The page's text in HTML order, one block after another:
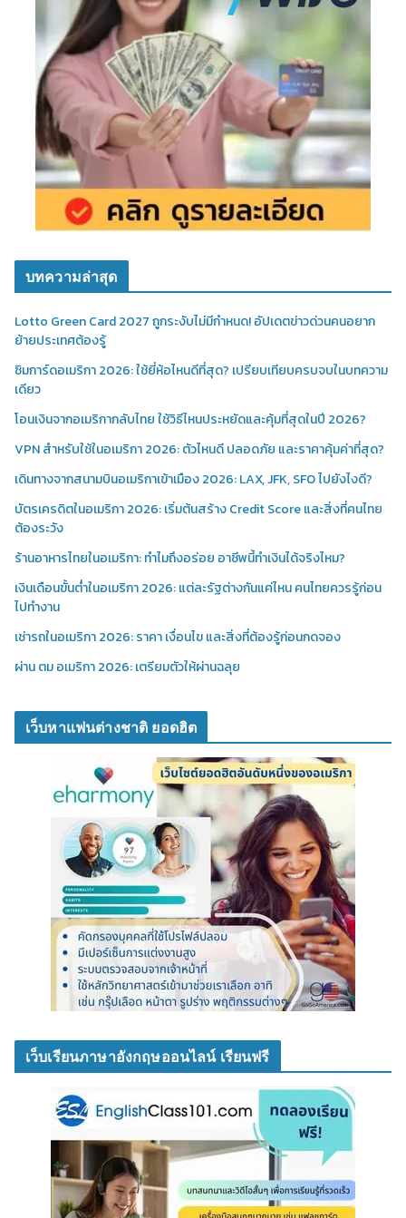
บทความล่าสุด
Lotto Green Card 2027 ถูกระงับไม่มีกำหนด! อัปเดตข่าวด่วนคนอยาก
ย้ายประเทศต้องรู้
ซิมการ์ดอเมริกา 2026: ใช้ยี่ห้อไหนดีที่สุด? เปรียบเทียบครบจบในบทความ
เดียว
โอนเงินจากอเมริกากลับไทย ใช้วิธีไหนประหยัดและคุ้มที่สุดในปี 2026?
VPN สำหรับใช้ในอเมริกา 2026: ตัวไหนดี ปลอดภัย และราคาคุ้มค่าที่สุด?
เดินทางจากสนามบินอเมริกาเข้าเมือง 2026: LAX, JFK, SFO ไปยังไงดี?
บัตรเครดิตในอเมริกา 2026: เริ่มต้นสร้าง Credit Score และสิ่งที่คนไทย
ต้องระวัง
ร้านอาหารไทยในอเมริกา: ทำไมถึงอร่อย อาชีพนี้ทำเงินได้จริงไหม?
เงินเดือนขั้นต่ำในอเมริกา 2026: แต่ละรัฐต่างกันแค่ไหน คนไทยควรรู้ก่อน
ไปทำงาน
เช่ารถในอเมริกา 2026: ราคา เงื่อนไข และสิ่งที่ต้องรู้ก่อนกดจอง
ผ่าน ตม อเมริกา 2026: เตรียมตัวให้ผ่านฉลุย
เว็บหาแฟนต่างชาติ ยอดฮิต
เว็บเรียนภาษาอังกฤษออนไลน์ เรียนฟรี